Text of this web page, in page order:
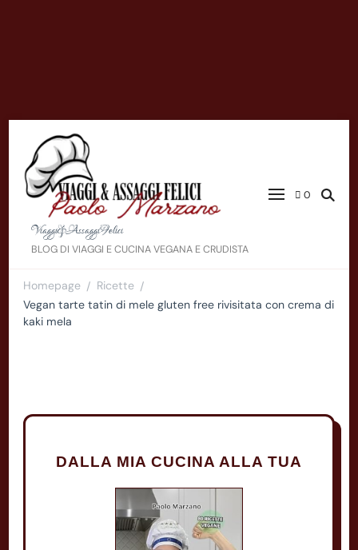
Viaggi&AssaggiFelici
BLOG DI VIAGGI E CUCINA VEGANA E CRUDISTA
0
Homepage / Ricette /
Vegan tarte tatin di mele gluten free rivisitata con crema di
kaki mela
DALLA MIA CUCINA ALLA TUA